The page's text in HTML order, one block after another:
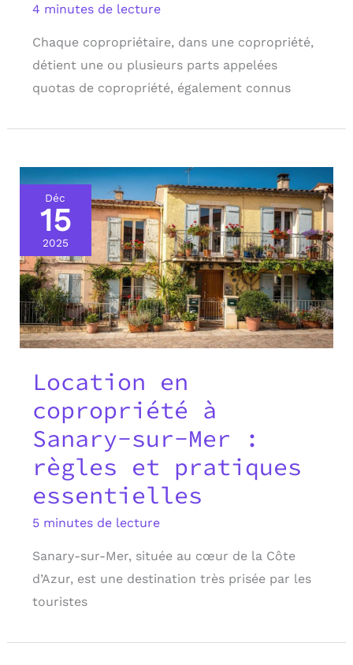
4 minutes de lecture
Chaque copropriétaire, dans une copropriété,
détient une ou plusieurs parts appelées
quotas de copropriété, également connus
Déc
15
2025
Location en
copropriété à
Sanary-sur-Mer :
règles et pratiques
essentielles
5 minutes de lecture
Sanary-sur-Mer, située au cœur de la Côte
d’Azur, est une destination très prisée par les
touristes